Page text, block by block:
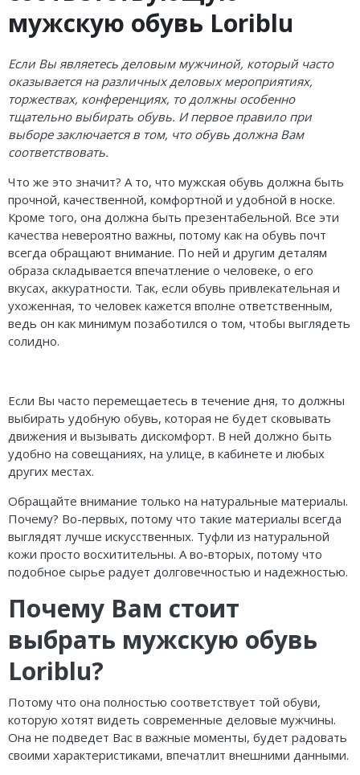
мужскую обувь Loriblu
Если Вы являетесь деловым мужчиной, который часто
оказывается на различных деловых мероприятиях,
торжествах, конференциях, то должны особенно
тщательно выбирать обувь. И первое правило при
выборе заключается в том, что обувь должна Вам
соответствовать.
Что же это значит? А то, что мужская обувь должна быть
прочной, качественной, комфортной и удобной в носке.
Кроме того, она должна быть презентабельной. Все эти
качества невероятно важны, потому как на обувь почт
всегда обращают внимание. По ней и другим деталям
образа складывается впечатление о человеке, о его
вкусах, аккуратности. Так, если обувь привлекательная и
ухоженная, то человек кажется вполне ответственным,
ведь он как минимум позаботился о том, чтобы выглядеть
солидно.
Если Вы часто перемещаетесь в течение дня, то должны
выбирать удобную обувь, которая не будет сковывать
движения и вызывать дискомфорт. В ней должно быть
удобно на совещаниях, на улице, в кабинете и любых
других местах.
Обращайте внимание только на натуральные материалы.
Почему? Во-первых, потому что такие материалы всегда
выглядят лучше искусственных. Туфли из натуральной
кожи просто восхитительны. А во-вторых, потому что
подобное сырье радует долговечностью и надежностью.
Почему Вам стоит
выбрать мужскую обувь
Loriblu?
Потому что она полностью соответствует той обуви,
которую хотят видеть современные деловые мужчины.
Она не подведет Вас в важные моменты, будет радовать
своими характеристиками, впечатлит внешними данными.
Кеды
Полусапоги
Сапоги
Ботфорты
Женская обувь со скидкой
Казаки
Сандалии
Угги
Балетки